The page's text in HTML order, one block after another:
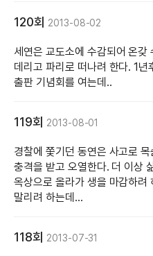
120회 2013-08-02
세연은 교도소에 수감되어 온갖
데리고 파리로 떠나려 한다. 1
출판 기념회를 여는데..
119회 2013-08-01
경찰에 쫓기던 동연은 사고로
충격을 받고 오열한다. 더 이상
옥상으로 올라가 생을 마감하려
말리려 하는데...
118회 2013-07-31